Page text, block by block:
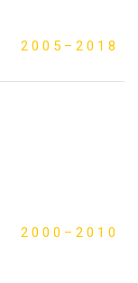
2 0 0 5 – 2 0 1 8
2 0 0 0 – 2 0 1 0